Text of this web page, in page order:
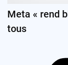
Meta « rend
tous